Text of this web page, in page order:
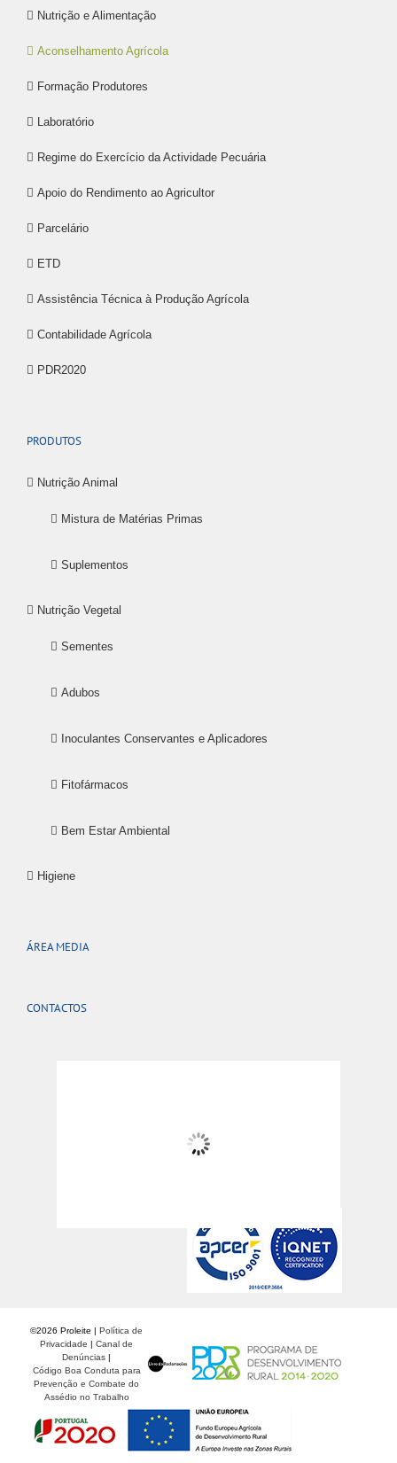
Nutrição e Alimentação
Aconselhamento Agrícola
Formação Produtores
Laboratório
Regime do Exercício da Actividade Pecuária
Apoio do Rendimento ao Agricultor
Parcelário
ETD
Assistência Técnica à Produção Agrícola
Contabilidade Agrícola
PDR2020
PRODUTOS
Nutrição Animal
Mistura de Matérias Primas
Suplementos
Nutrição Vegetal
Sementes
Adubos
Inoculantes Conservantes e Aplicadores
Fitofármacos
Bem Estar Ambiental
Higiene
ÁREA MEDIA
CONTACTOS
17
©2026 Proleite |Política de
Privacidade |Canal de
Denúncias |
Código Boa Conduta para
Prevenção e Combate do
Assédio no Trabalho